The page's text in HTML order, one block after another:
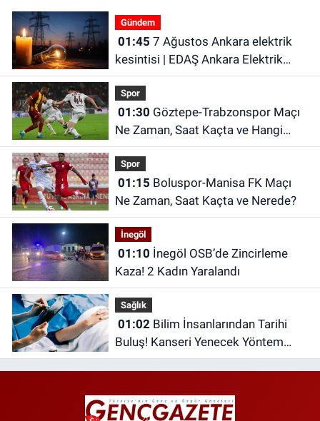
Gündem
01:45
kesintisi | EDAŞ Ankara Elektrik
Kesintisi
Spor
01:30
Ne Zaman, Saat Kaçta ve Hangi
Kanalda?
Spor
01:15
Ne Zaman, Saat Kaçta ve Nerede?
İnegöl
01:10
Kaza! 2 Kadın Yaralandı
Sağlık
01:02Bilim İnsanlarından Tarihi
Buluş! Kanseri Yenecek Yöntem
Bulundu